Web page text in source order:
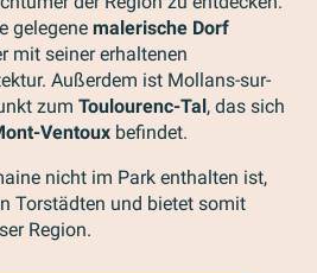
gelegene malerische Dorf
mit seiner erhaltenen
Außerdem ist Mollans-sur-
zum Toulourenc-Tal, das sich
Ventoux befindet.
nicht im Park enthalten ist,
Torstädten und bietet somit
Region.